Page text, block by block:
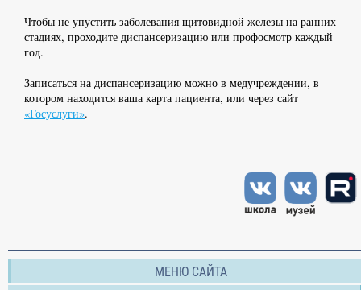
Чтобы не упустить заболевания щитовидной железы на ранних
стадиях, проходите диспансеризацию или профосмотр каждый
год.
Записаться на диспансеризацию можно в медучреждении, в
котором находится ваша карта пациента, или через сайт
«Госуслуги».
МЕНЮ САЙТА